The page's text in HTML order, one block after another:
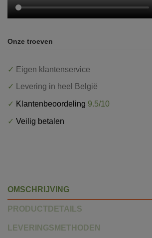
Onze troeven
✓ Eigen klantenservice
✓ Levering in heel België
✓ Klantenbeoordeling 9.5/10
✓ Veilig betalen
OMSCHRIJVING
PRODUCTDETAILS
LEVERINGSMETHODEN